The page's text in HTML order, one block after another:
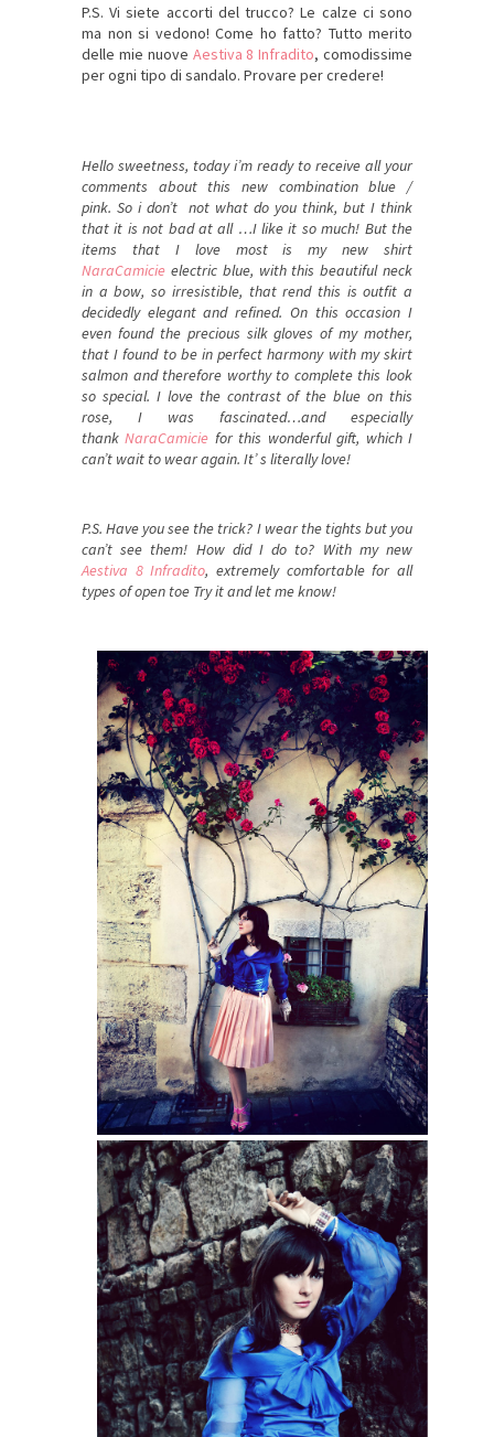
P.S. Vi siete accorti del trucco? Le calze ci sono
ma non si vedono! Come ho fatto? Tutto merito
delle mie nuove Aestiva 8 Infradito, comodissime
per ogni tipo di sandalo. Provare per credere!
Hello sweetness, todayi’m ready to receive all your
comments about this new combination blue /
pink. So i don’t not what do you think, but I think
that it is not bad at all …I like it so much! But the
items that Ilovemostis my new
shirt
NaraCamicie electric blue, with this beautiful neck
in a bow, so irresistible, thatrend this isoutfit a
decidedly elegant and refined. On this occasion I
even found the precious silk gloves of my mother,
that I found to be in perfect harmony with my skirt
salmon and therefore worthy to complete this look
so special. I love the contrast of the blue on this
rose,
I was fascinated…and especially
thank NaraCamicie for this wonderful gift, whichI
can’t wait to wearagain. It’ s literallylove!
P.S. Have yousee the trick? I wear the tights but you
can’t see them! How did I do to? With my new
Aestiva 8 Infradito,extremely comfortable for all
types ofopen toe Try it and let me know!